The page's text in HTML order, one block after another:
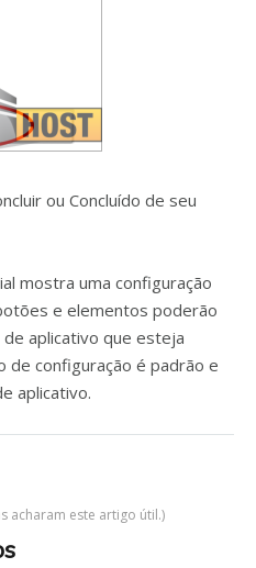
ou Concluído de seu
mostra uma configuração
e elementos poderão
aplicativo que esteja
de configuração é padrão e
aplicativo.
acharam este artigo útil.)